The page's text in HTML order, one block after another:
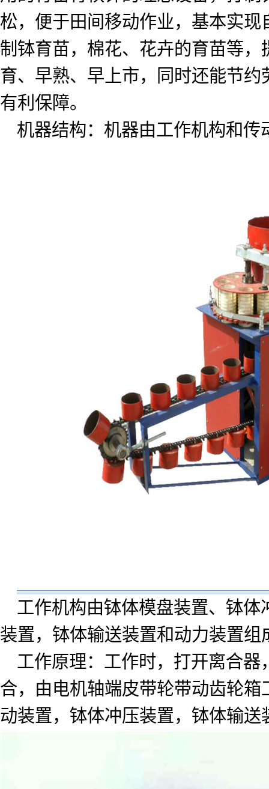
松，便于田间移动作业，基本实
制钵育苗，棉花、花卉的育苗等
育、早熟、早上市，同时还能节
有利保障。
机器结构：机器由工作机构和传
工作机构由钵体模盘装置、钵
装置，钵体输送装置和动力装置组
工作原理：工作时，打开离合
合，由电机轴端皮带轮带动齿轮
动装置，钵体冲压装置，钵体输